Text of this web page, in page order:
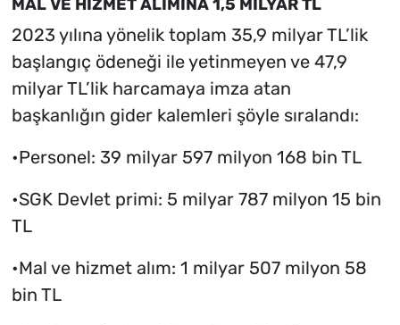
MAL VE HİZMET ALIMINA 1,5 MİLYAR TL
2023 yılına yönelik toplam 35,9 milyar TL’lik
başlangıç ödeneği ile yetinmeyen ve 47,9
milyar TL’lik harcamaya imza atan
başkanlığın gider kalemleri şöyle sıralandı:
•Personel: 39 milyar 597 milyon 168 bin TL
•SGK Devlet primi: 5 milyar 787 milyon 15 bin
TL
•Mal ve hizmet alım: 1 milyar 507 milyon 58
bin TL